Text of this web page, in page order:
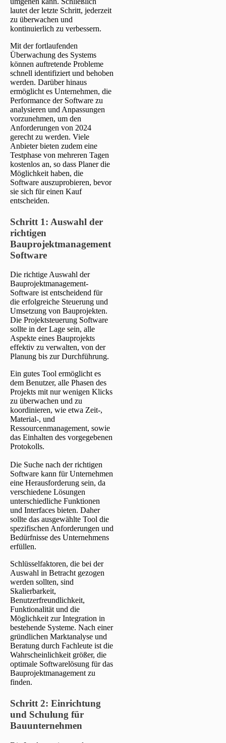
lautet der letzte Schritt, jederzeit
zu überwachen und
kontinuierlich zu verbessern.
Mit der fortlaufenden
Überwachung des Systems
können auftretende Probleme
schnell identifiziert und behoben
werden. Darüber hinaus
ermöglicht es Unternehmen, die
Performance der Software zu
analysieren und Anpassungen
vorzunehmen, um den
Anforderungen von 2024
gerecht zu werden. Viele
Anbieter bieten zudem eine
Testphase von mehreren Tagen
kostenlos an, so dass Planer die
Möglichkeit haben, die
Software auszuprobieren, bevor
sie sich für einen Kauf
entscheiden.
Schritt 1: Auswahl der
richtigen
Bauprojektmanagement
Software
Die richtige Auswahl der
Bauprojektmanagement-
Software ist entscheidend für
die erfolgreiche Steuerung und
Umsetzung von Bauprojekten.
Die Projektsteuerung Software
sollte in der Lage sein, alle
Aspekte eines Bauprojekts
effektiv zu verwalten, von der
Planung bis zur Durchführung.
Ein gutes Tool ermöglicht es
dem Benutzer, alle Phasen des
Projekts mit nur wenigen Klicks
zu überwachen und zu
koordinieren, wie etwa Zeit-,
Material-, und
Ressourcenmanagement, sowie
das Einhalten des vorgegebenen
Protokolls.
Die Suche nach der richtigen
Software kann für Unternehmen
eine Herausforderung sein, da
verschiedene Lösungen
unterschiedliche Funktionen
und Interfaces bieten. Daher
sollte das ausgewählte Tool die
spezifischen Anforderungen und
Bedürfnisse des Unternehmens
erfüllen.
Schlüsselfaktoren, die bei der
Auswahl in Betracht gezogen
werden sollten, sind
Skalierbarkeit,
Benutzerfreundlichkeit,
Funktionalität und die
Möglichkeit zur Integration in
bestehende Systeme. Nach einer
gründlichen Marktanalyse und
Beratung durch Fachleute ist die
Wahrscheinlichkeit größer, die
optimale Softwarelösung für das
Bauprojektmanagement zu
finden.
Schritt 2: Einrichtung
und Schulung für
Bauunternehmen